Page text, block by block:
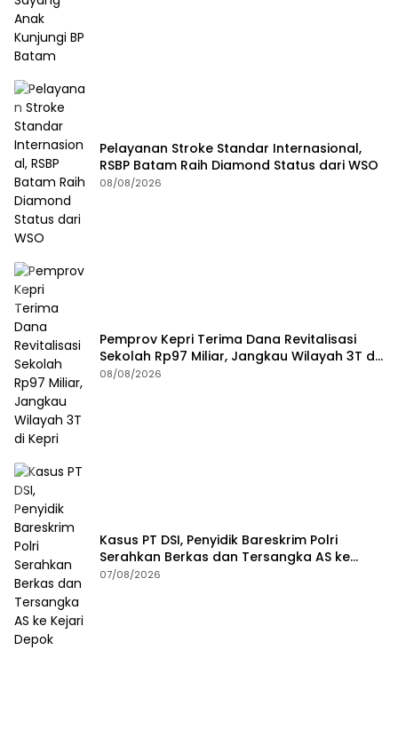
Pelayanan Stroke Standar Internasional,
RSBP Batam Raih Diamond Status dari WSO
08/08/2026
Pemprov Kepri Terima Dana Revitalisasi
Sekolah Rp97 Miliar, Jangkau Wilayah 3T di
Kepri
08/08/2026
Kasus PT DSI, Penyidik Bareskrim Polri
Serahkan Berkas dan Tersangka AS ke
Kejari Depok
07/08/2026